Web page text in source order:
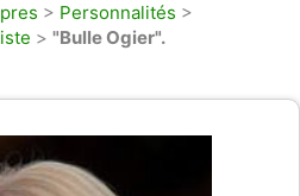
> Personnalités >
> "Bulle Ogier".